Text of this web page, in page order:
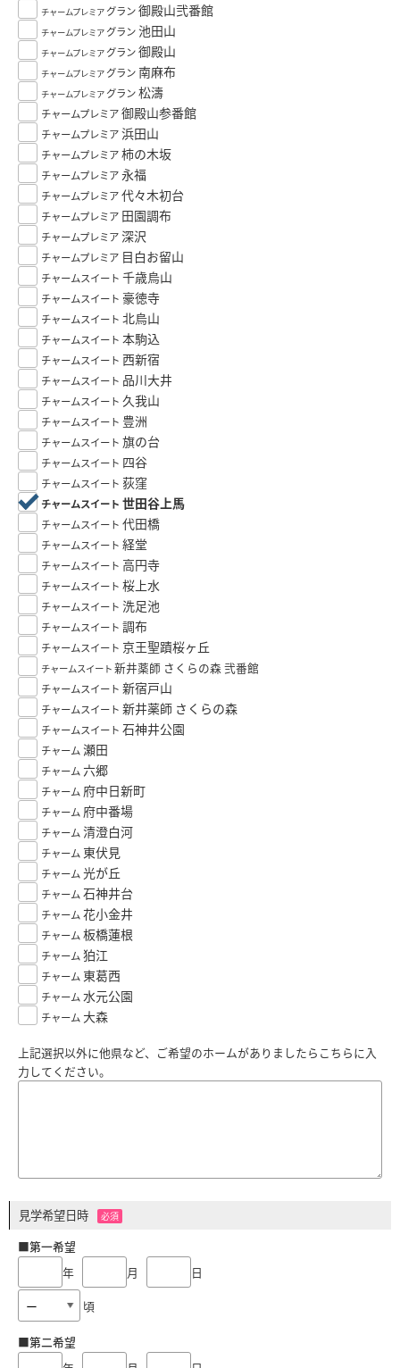
チャームプレミア グラン御殿山弐番館
チャームプレミア グラン池田山
チャームプレミア グラン御殿山
チャームプレミア グラン 南麻布
チャームプレミア グラン松濤
チャームプレミア御殿山参番館
チャームプレミア浜田山
チャームプレミア柿の木坂
チャームプレミア永福
チャームプレミア代々木初台
チャームプレミア 田園調布
チャームプレミア深沢
チャームプレミア 目白お留山
チャームスイート 千歳烏山
チャームスイート 豪徳寺
チャームスイート 北烏山
チャームスイート 本駒込
チャームスイート 西新宿
チャームスイート 品川大井
チャームスイート 久我山
チャームスイート 豊洲
チャームスイート 旗の台
チャームスイート 四谷
チャームスイート 荻窪
チャームスイート 世田谷上馬
チャームスイート 代田橋
チャームスイート 経堂
チャームスイート 高円寺
チャームスイート 桜上水
チャームスイート 洗足池
チャームスイート 調布
チャームスイート 京王聖蹟桜ヶ丘
チャームスイート 新井薬師 さくらの森 弐番館
チャームスイート 新宿戸山
チャームスイート 新井薬師 さくらの森
チャームスイート 石神井公園
チャーム瀬田
チャーム 六郷
チャーム 府中日新町
チャーム 府中番場
チャーム清澄白河
チャーム 東伏見
チャーム光が丘
チャーム石神井台
チャーム花小金井
チャーム板橋蓮根
チャーム狛江
チャーム 東葛西
チャーム水元公園
チャーム 大森
上記選択以外に他県など、ご希望のホームがありましたらこちらに入
力してください。
見学希望日時 必須
■第一希望
年
月
日
頃
■第二希望